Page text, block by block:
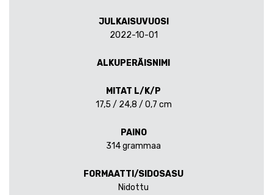
JULKAISUVUOSI
2022-10-01
ALKUPERÄISNIMI
MITAT L/K/P
17,5 / 24,8 / 0,7 cm
PAINO
314 grammaa
FORMAATTI/SIDOSASU
Nidottu